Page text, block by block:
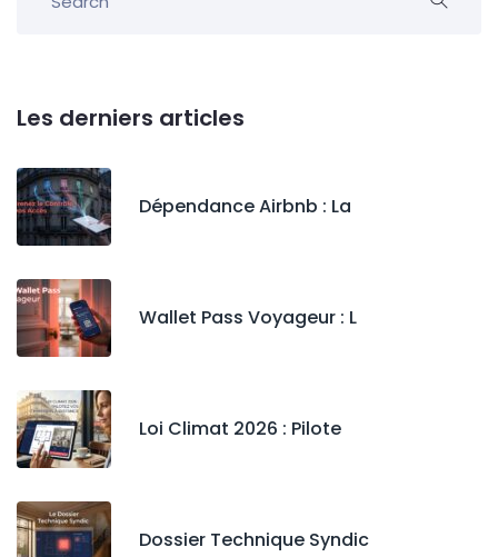
Les derniers articles
Dépendance Airbnb : La
Wallet Pass Voyageur : L
Loi Climat 2026 : Pilote
Dossier Technique Syndic